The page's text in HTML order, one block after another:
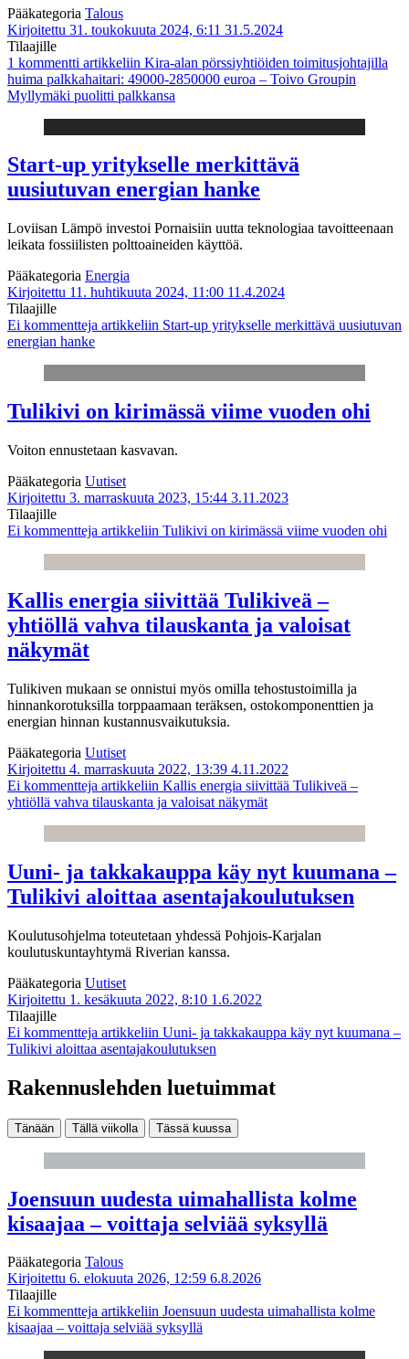
Pääkategoria Talous
Kirjoitettu 31. toukokuuta 2024, 6:11 31.5.2024
Tilaajille
1 kommentti artikkeliin Kira-alan pörssiyhtiöiden toimitusjohtajilla
huima palkkahaitari: 49000-2850000 euroa – Toivo Groupin
Myllymäki puolitti palkkansa
Start-up yritykselle merkittävä
uusiutuvan energian hanke
Loviisan Lämpö investoi Pornaisiin uutta teknologiaa tavoitteenaan
leikata fossiilisten polttoaineiden käyttöä.
Pääkategoria Energia
Kirjoitettu 11. huhtikuuta 2024, 11:00 11.4.2024
Tilaajille
Ei kommentteja artikkeliin Start-up yritykselle merkittävä uusiutuvan
energian hanke
Tulikivi on kirimässä viime vuoden ohi
Voiton ennustetaan kasvavan.
Pääkategoria Uutiset
Kirjoitettu 3. marraskuuta 2023, 15:44 3.11.2023
Tilaajille
Ei kommentteja artikkeliin Tulikivi on kirimässä viime vuoden ohi
Kallis energia siivittää Tulikiveä –
yhtiöllä vahva tilauskanta ja valoisat
näkymät
Tulikiven mukaan se onnistui myös omilla tehostustoimilla ja
hinnankorotuksilla torppaamaan teräksen, ostokomponenttien ja
energian hinnan kustannusvaikutuksia.
Pääkategoria Uutiset
Kirjoitettu 4. marraskuuta 2022, 13:39 4.11.2022
Ei kommentteja artikkeliin Kallis energia siivittää Tulikiveä –
yhtiöllä vahva tilauskanta ja valoisat näkymät
Uuni- ja takkakauppa käy nyt kuumana –
Tulikivi aloittaa asentajakoulutuksen
Koulutusohjelma toteutetaan yhdessä Pohjois-Karjalan
koulutuskuntayhtymä Riverian kanssa.
Pääkategoria Uutiset
Kirjoitettu 1. kesäkuuta 2022, 8:10 1.6.2022
Tilaajille
Ei kommentteja artikkeliin Uuni- ja takkakauppa käy nyt kuumana –
Tulikivi aloittaa asentajakoulutuksen
Rakennuslehden luetuimmat
Tänään Tällä viikolla Tässä kuussa
Joensuun uudesta uimahallista kolme
kisaajaa – voittaja selviää syksyllä
Pääkategoria Talous
Kirjoitettu 6. elokuuta 2026, 12:59 6.8.2026
Tilaajille
Ei kommentteja artikkeliin Joensuun uudesta uimahallista kolme
kisaajaa – voittaja selviää syksyllä